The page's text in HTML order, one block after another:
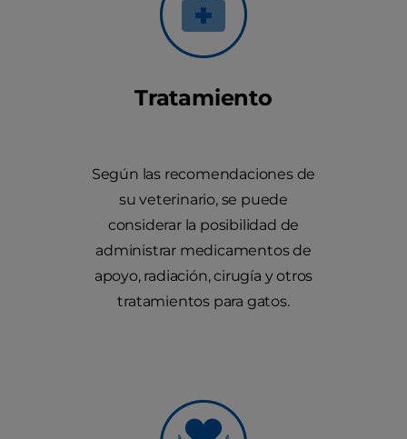
Tratamiento
Según las recomendaciones de
su veterinario, se puede
considerar la posibilidad de
administrar medicamentos de
apoyo, radiación, cirugía y otros
tratamientos para gatos.